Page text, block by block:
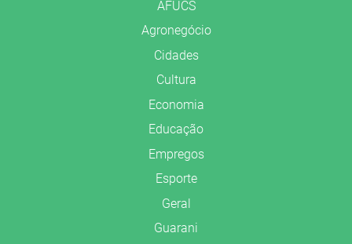
AFUCS
Agronegócio
Cidades
Cultura
Economia
Educação
Empregos
Esporte
Geral
Guarani